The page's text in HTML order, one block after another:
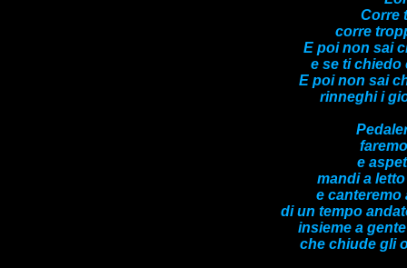
Corre
corre
E poi non sai
e se ti chiedo
E poi non sai
rinneghi i
e
mandi a
e canteremo
di un tempo
insieme a
che chiude gli